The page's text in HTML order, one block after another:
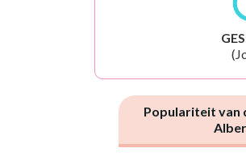
Populariteit van